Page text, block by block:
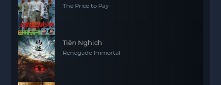
The Price to Pay
Tiên Nghịch
Renegade Immortal